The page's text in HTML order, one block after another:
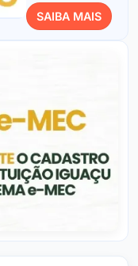
SAIBA MAIS